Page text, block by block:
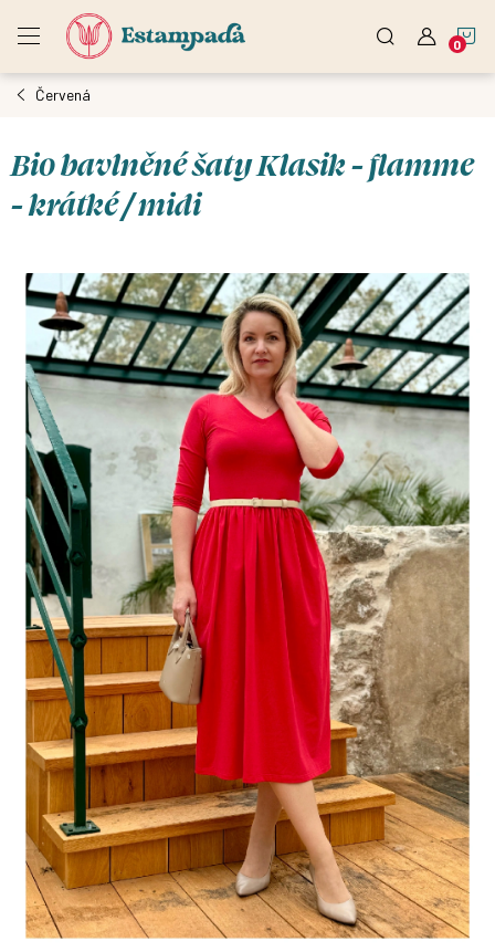
Červená
Bio bavlněné šaty Klasik - flamme
- krátké / midi